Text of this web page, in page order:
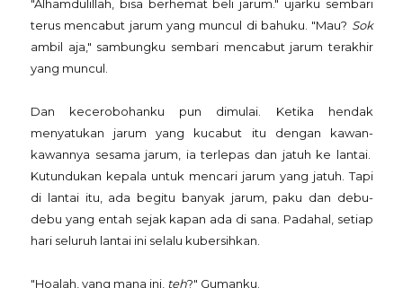
"Alhamdulillah, bisa berhemat beli jarum." ujarku sembari
terus mencabut jarum yang muncul di bahuku. "Mau? Sok
ambil aja," sambungku sembari mencabut jarum terakhir
yang muncul.
Dan kecerobohanku pun dimulai. Ketika hendak
menyatukan jarum yang kucabut itu dengan kawan-
kawannya sesama jarum, ia terlepas dan jatuh ke lantai.
Kutundukan kepala untuk mencari jarum yang jatuh. Tapi
di lantai itu, ada begitu banyak jarum, paku dan debu-
debu yang entah sejak kapan ada di sana. Padahal, setiap
hari seluruh lantai ini selalu kubersihkan.
"Hoalah, yang mana ini, teh?" Gumanku.